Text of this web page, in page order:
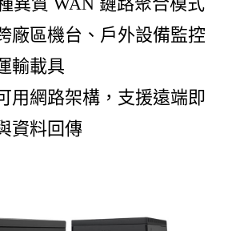
廠區機台、戶外設備監控
輸載具
用網路架構，支援遠端即
資料回傳